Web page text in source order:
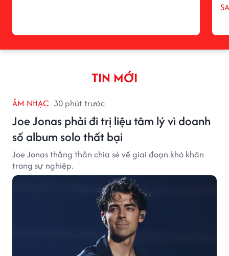
TIN MỚI
ÂM NHẠC 30 phút trước
Joe Jonas phải đi trị liệu tâm lý vì doanh
số album solo thất bại
Joe Jonas thẳng thắn chia sẻ về giai đoạn khó khăn
trong sự nghiệp.